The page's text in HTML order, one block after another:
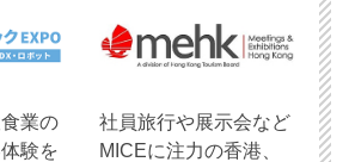
業の
験を
社員旅行や展示会など
MICEに注力の香港、